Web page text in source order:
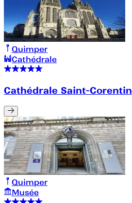
Quimper
Cathédrale
Cathédrale Saint-Corentin
Quimper
Musée